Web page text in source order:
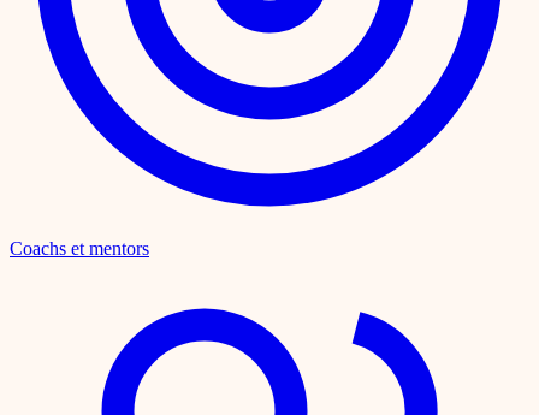
Coachs et mentors